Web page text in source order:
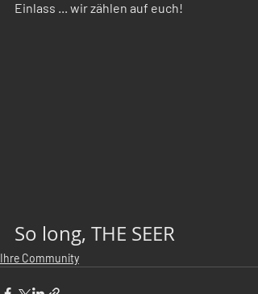
Einlass ... wir zählen auf euch!
So long, THE SEER
Ihre Community